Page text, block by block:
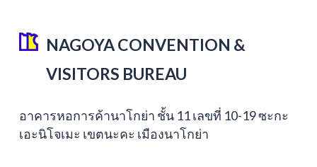
NAGOYA CONVENTION &
VISITORS BUREAU
อาคารหอการค้านาโกย่า ชั้น 11 เลขที่ 10-19 ซะกะ
เอะนิโจเมะ เขตนะคะ เมืองนาโกย่า